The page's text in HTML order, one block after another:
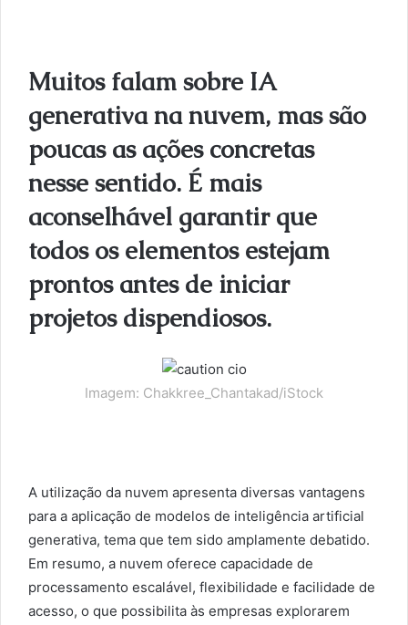
Muitos falam sobre IA
generativa na nuvem, mas são
poucas as ações concretas
nesse sentido. É mais
aconselhável garantir que
todos os elementos estejam
prontos antes de iniciar
projetos dispendiosos.
Imagem: Chakkree_Chantakad/iStock
A utilização da nuvem apresenta diversas vantagens
para a aplicação de modelos de inteligência artificial
generativa, tema que tem sido amplamente debatido.
Em resumo, a nuvem oferece capacidade de
processamento escalável, flexibilidade e facilidade de
acesso, o que possibilita às empresas explorarem